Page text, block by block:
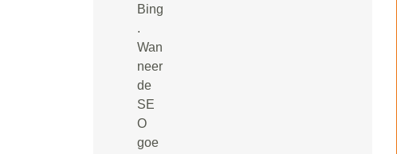
Bing
.
Wan
neer
de
SE
O
goe